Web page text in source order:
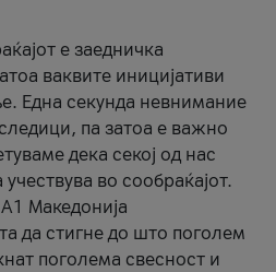
е заедничка
ваквите иницијативи
Една секунда невнимание
па затоа е важно
дека секој од нас
во сообраќајот.
Македонија
да стигне до што поголем
поголема свесност и